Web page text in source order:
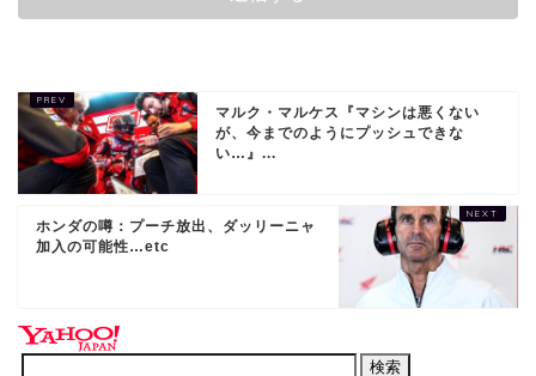
マルク・マルケス『マシンは悪くない
が、今までのようにプッシュできな
い…』...
ホンダの噂：プーチ放出、ダッリーニャ
加入の可能性…etc